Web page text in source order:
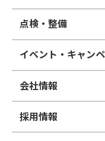
点検・整備
イベント・キャン
会社情報
採用情報